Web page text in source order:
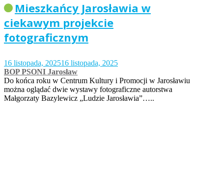
Mieszkańcy Jarosławia w
ciekawym projekcie
fotograficznym
16 listopada, 202516 listopada, 2025
BOP PSONI Jarosław
Do końca roku w Centrum Kultury i Promocji w Jarosławiu
można oglądać dwie wystawy fotograficzne autorstwa
Małgorzaty Bazylewicz „Ludzie Jarosławia”…..